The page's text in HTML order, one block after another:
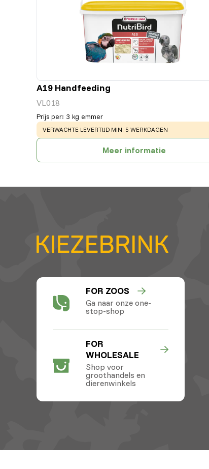
A19 Handfeeding
VL018
Prijs per: 3 kg emmer
WARNING:
VERWACHTE LEVERTIJD MIN. 5 WERKDAGEN
Meer informatie
FOR ZOOS
Ga naar onze one-
stop-shop
FOR
WHOLESALE
Shop voor
groothandels en
dierenwinkels